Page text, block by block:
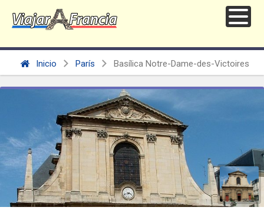
Inicio París Basílica Notre-Dame-des-Victoires